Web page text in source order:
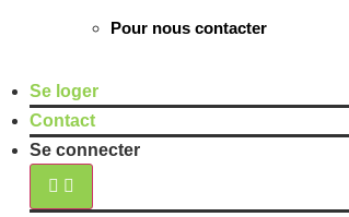
Pour nous contacter
Se loger
Contact
Se connecter